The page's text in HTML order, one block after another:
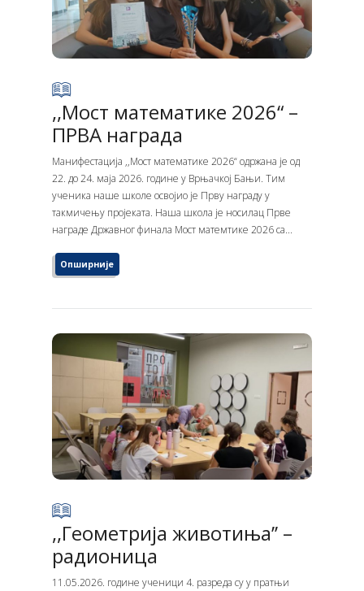
,,Мост математике 2026“ –
ПРВА награда
Манифестација ,,Мост математике 2026“ одржана је од
22. до 24. маја 2026. године у Врњачкој Бањи. Тим
ученика наше школе освојио је Прву награду у
такмичењу пројеката. Наша школа је носилац Прве
награде Државног финала Мост матемтике 2026 са...
Опширније
,,Геометрија животиња’’ –
радионицa
11.05.2026. године ученици 4. разреда су у пратњи